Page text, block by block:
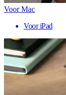
Voor Mac
Voor iPad